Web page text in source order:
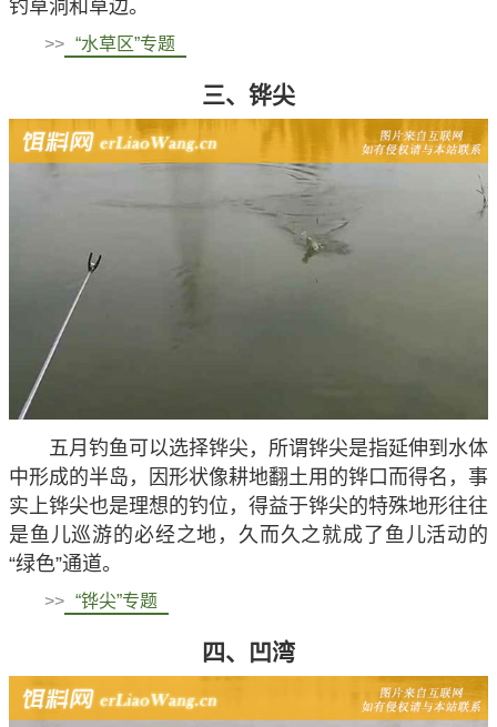
钓草洞和草边。
>> “水草区”专题
三、铧尖
五月钓鱼可以选择铧尖，所谓铧尖是指延伸到水体
中形成的半岛，因形状像耕地翻土用的铧口而得名，事
实上铧尖也是理想的钓位，得益于铧尖的特殊地形往往
是鱼儿巡游的必经之地，久而久之就成了鱼儿活动的
“绿色”通道。
>> “铧尖”专题
四、凹湾